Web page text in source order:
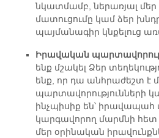
նկատմամբ, ներառյալ մեր
մատուցումը կամ ձեր
պայմանագիր կնքելուց
Իրավական
ենք մշակել Ձեր
ենք, որ դա անհրաժեշտ է
պարտավորությունների
ինչպիսիք են՝ իրավապահ
կարգավորող մարմնի հետ
մեր օրինական